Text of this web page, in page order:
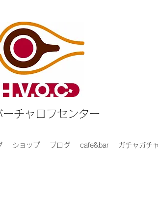
ーチャロフセンター
ショップ ブログ cafe&bar ガチャガチ